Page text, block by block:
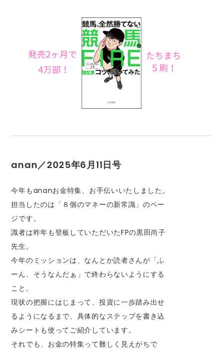
anan／2025年6月11日号
今年もananお金特集、お手伝いいたしました。
担当したのは「８個のマネーの新常識」のペー
ジです。
識者は昨年も登板していただいたFPの黒田尚子
先生。
今年のミッションは、なんとか読者さんが「ふ
ーん、そうなんだぁ」で終わらないようにする
こと。
現状の把握にはじまって、投資に一歩踏み出せ
るようになるまで、具体的なステップを書き込
みシートも使ってご紹介しています。
それでも、お金の特集って難しく見えがちで